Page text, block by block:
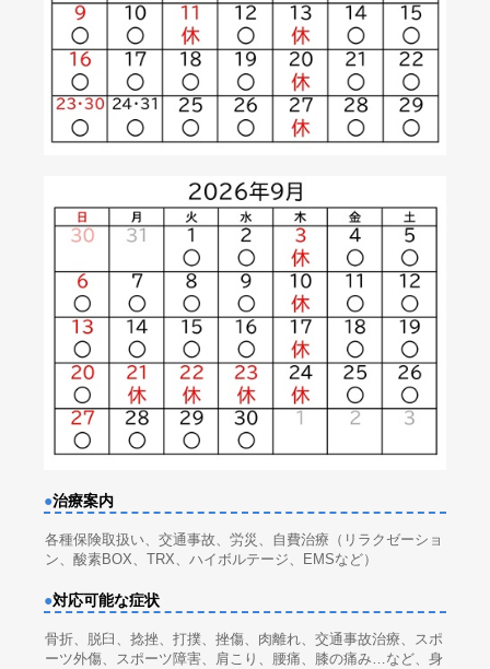
●治療案内
各種保険取扱い、交通事故、労災、自費治療（リラクゼーショ
ン、酸素BOX、TRX、ハイボルテージ、EMSなど）
●対応可能な症状
骨折、脱臼、捻挫、打撲、挫傷、肉離れ、交通事故治療、スポ
ーツ外傷、スポーツ障害、肩こり、腰痛、膝の痛み…など、身